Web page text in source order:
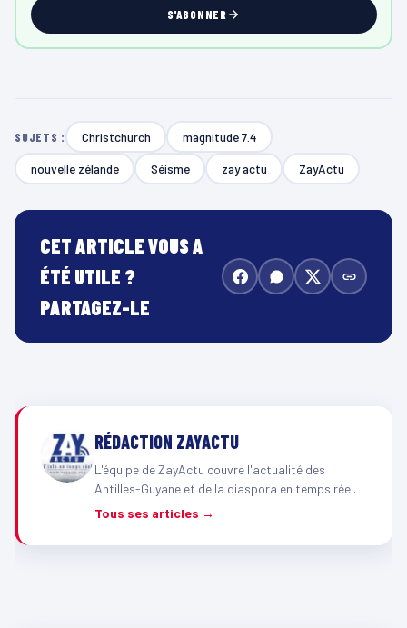
S'ABONNER
SUJETS : Christchurch magnitude 7.4
nouvelle zélande Séisme zay actu ZayActu
CET ARTICLE VOUS A
ÉTÉ UTILE ?
PARTAGEZ-LE
RÉDACTION ZAYACTU
L'équipe de ZayActu couvre l'actualité des
Antilles-Guyane et de la diaspora en temps réel.
Tous ses articles →